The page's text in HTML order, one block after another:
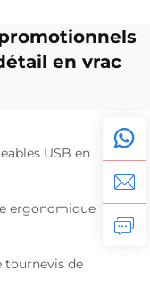
en vrac
USB en
ergonomique
tournevis de